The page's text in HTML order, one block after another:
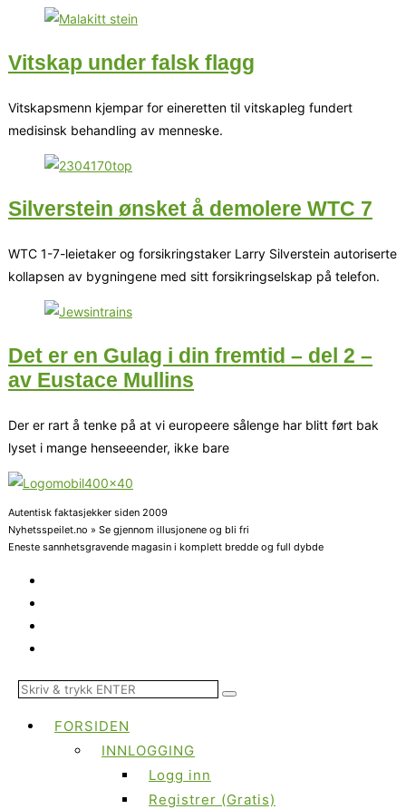
Vitskap under falsk flagg
Vitskapsmenn kjempar for eineretten til vitskapleg fundert
medisinsk behandling av menneske.
Silverstein ønsket å demolere WTC 7
WTC 1-7-leietaker og forsikringstaker Larry Silverstein autoriserte
kollapsen av bygningene med sitt forsikringselskap på telefon.
Det er en Gulag i din fremtid – del 2 –
av Eustace Mullins
Der er rart å tenke på at vi europeere sålenge har blitt ført bak
lyset i mange henseeender, ikke bare
Autentisk faktasjekker siden 2009
Nyhetsspeilet.no » Se gjennom illusjonene og bli fri
Eneste sannhetsgravende magasin i komplett bredde og full dybde
FORSIDEN
INNLOGGING
Logg inn
Registrer (Gratis)